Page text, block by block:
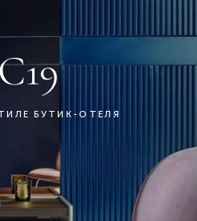
БУТИК-ОТЕЛЯ